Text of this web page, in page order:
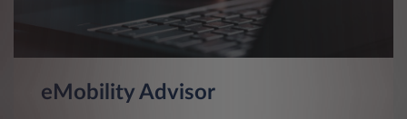
eMobility Advisor